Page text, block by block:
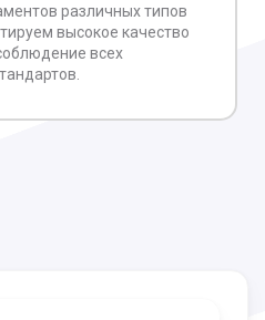
различных типов
высокое качество
всех